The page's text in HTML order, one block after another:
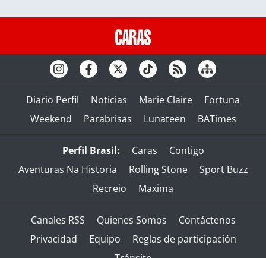
Diario Perfil Noticias Marie Claire
Fortuna
Weekend
Parabrisas Lunateen BATimes
Perfil Brasil: Caras
Contigo
Aventuras Na Historia
Rolling Stone
Sport Buzz
Recreio
Maxima
Canales RSS Quienes Somos
Contáctenos
Privacidad
Equipo
Reglas de participación